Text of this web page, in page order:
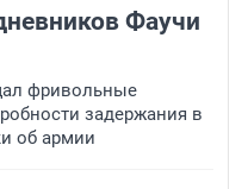
Фаучи
фривольные
задержания в
об армии